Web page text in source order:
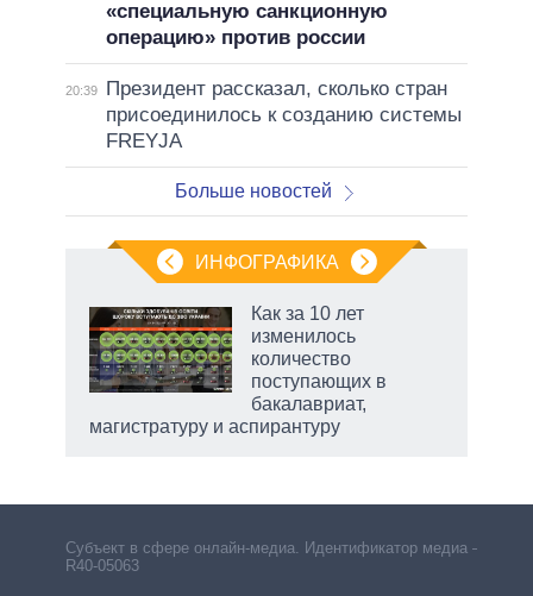
«специальную санкционную
операцию» против россии
20:39
Президент рассказал, сколько стран
присоединилось к созданию системы
FREYJA
Больше новостей
ИНФОГРАФИКА
Как за 10 лет
изменилось
количество
поступающих в
бакалавриат,
магистратуру и аспирантуру
Субъект в сфере онлайн-медиа. Идентификатор медиа –
R40-05063